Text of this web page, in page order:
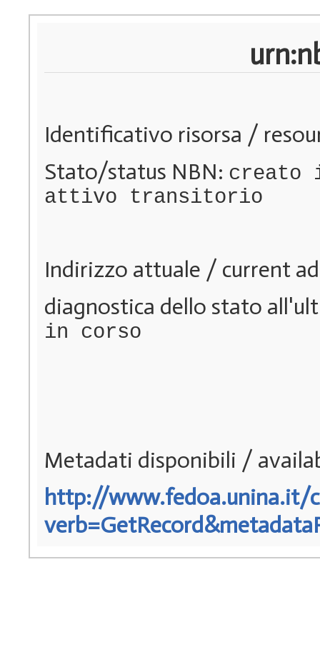
Identificativo risorsa /
Stato/status NBN: creato
attivo transitorio
Indirizzo attuale / current
diagnostica dello stato
in corso
Metadati disponibili /
http://www.fedoa.unina.it/